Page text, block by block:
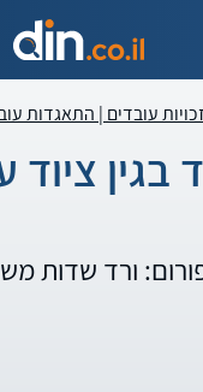
עובדים | התאגדות
ציוד
ורד שדות